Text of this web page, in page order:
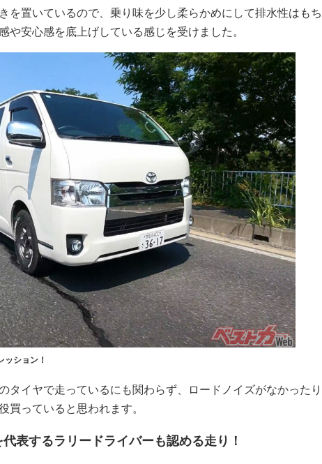
を置いているので、乗り味を少し柔らかめにして排水性はもち
や安心感を底上げしている感じを受けました。
ッション！
タイヤで走っているにも関わらず、ロードノイズがなかったり
買っていると思われます。
表するラリードライバーも認める走り！